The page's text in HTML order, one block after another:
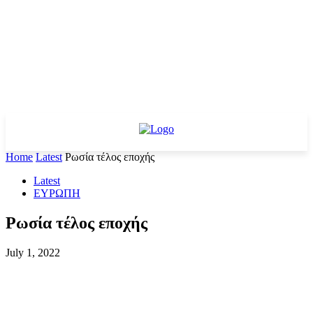
Home Latest Ρωσία τέλος εποχής
Latest
ΕΥΡΩΠΗ
Ρωσία τέλος εποχής
July 1, 2022